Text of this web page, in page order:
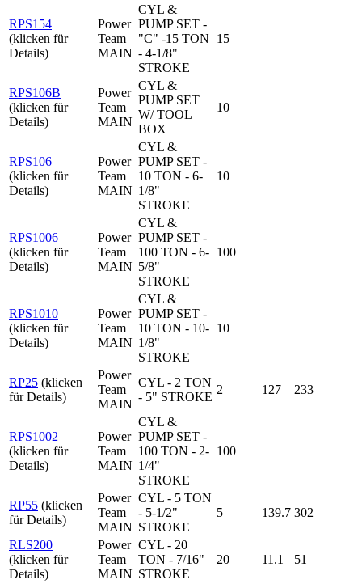
RPS154
(klicken für
Details)
Power
Team
MAIN
CYL &
PUMP SET -
"C" -15 TON
- 4-1/8"
STROKE
15
RPS106B
(klicken für
Details)
Power
Team
MAIN
CYL &
PUMP SET
W/ TOOL
BOX
10
RPS106
(klicken für
Details)
Power
Team
MAIN
CYL &
PUMP SET -
10 TON - 6-
1/8"
STROKE
10
RPS1006
(klicken für
Details)
Power
Team
MAIN
CYL &
PUMP SET -
100 TON - 6-
5/8"
STROKE
100
RPS1010
(klicken für
Details)
Power
Team
MAIN
CYL &
PUMP SET -
10 TON - 10-
1/8"
STROKE
10
RP25 (klicken
für Details)
Power
Team
MAIN
CYL - 2 TON
- 5" STROKE
2 127 233
RPS1002
(klicken für
Details)
Power
Team
MAIN
CYL &
PUMP SET -
100 TON - 2-
1/4"
STROKE
100
RP55 (klicken
für Details)
Power
Team
MAIN
CYL - 5 TON
- 5-1/2"
STROKE
5 139.7 302
RLS200
(klicken für
Details)
Power
Team
MAIN
CYL - 20
TON - 7/16"
STROKE
20 11.1 51